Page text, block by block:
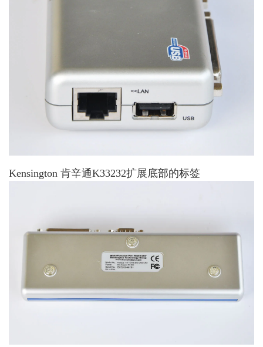
Kensington 肯辛通K33232扩展底部的标签